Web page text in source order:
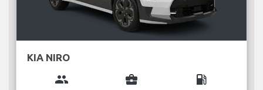
KIA NIRO
group business_center local_gas_station